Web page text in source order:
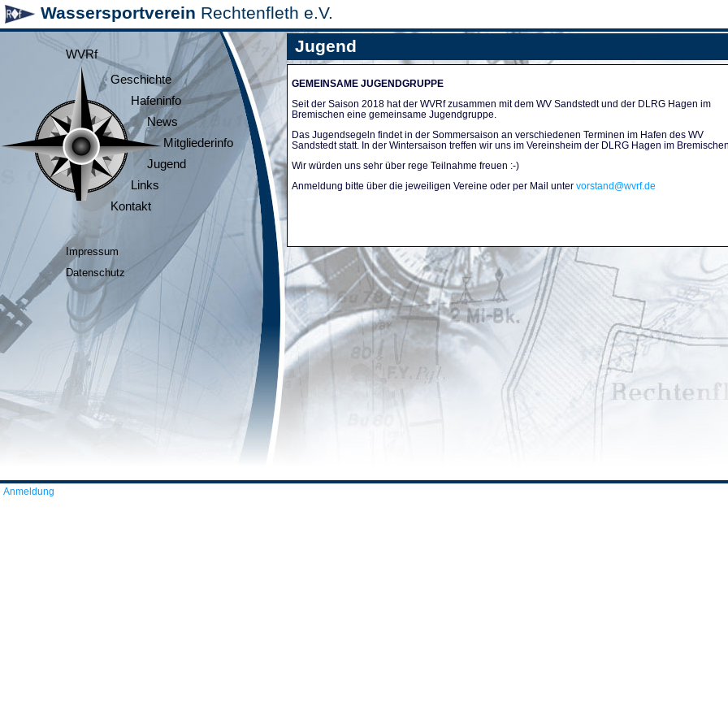
Wassersportverein Rechtenfleth e.V.
WVRf
Geschichte
Hafeninfo
News
Mitgliederinfo
Jugend
Links
Kontakt
Impressum
Datenschutz
Jugend
GEMEINSAME JUGENDGRUPPE
Seit der Saison 2018 hat der WVRf zusammen mit dem WV Sandstedt und der DLRG Hagen im
Bremischen eine gemeinsame Jugendgruppe.
Das Jugendsegeln findet in der Sommersaison an verschiedenen Terminen im Hafen des WV
Sandstedt statt. In der Wintersaison treffen wir uns im Vereinsheim der DLRG Hagen im
Wir würden uns sehr über rege Teilnahme freuen :-)
Anmeldung bitte über die jeweiligen Vereine oder per Mail unter vorstand@wvrf.de
Anmeldung